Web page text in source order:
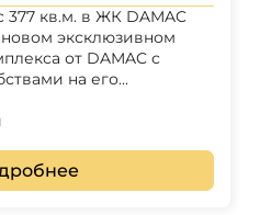
377 кв.м. в ЖК DAMAC
эксклюзивном
от DAMAC с
на его...